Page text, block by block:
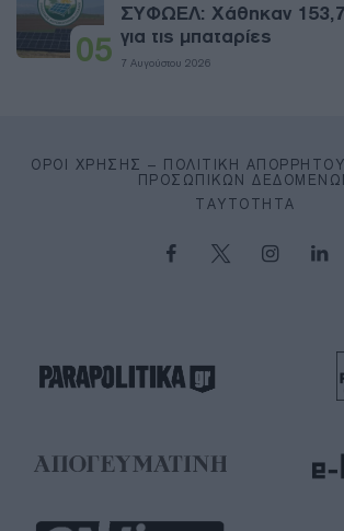
05
ΣΥΦΩΕΛ: Χάθηκαν
για τις μπαταρίες
7 Αυγούστου 2026
ΌΡΟΙ ΧΡΉΣΗΣ – ΠΟΛΙΤΙΚΉ
ΠΡΟΣΩΠΙΚΏΝ
ΤΑΥΤΌΤΗΤΑ